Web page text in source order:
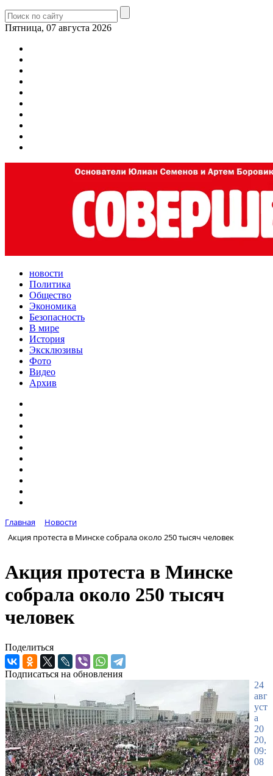
Пятница, 07 августа 2026
новости
Политика
Общество
Экономика
Безопасность
В мире
История
Эксклюзивы
Фото
Видео
Архив
Главная
Новости
Акция протеста в Минске собрала около 250 тысяч человек
Акция протеста в Минске
собрала около 250 тысяч
человек
Поделиться
Подписаться на обновления
24
авг
уст
а
20
20,
09:
08